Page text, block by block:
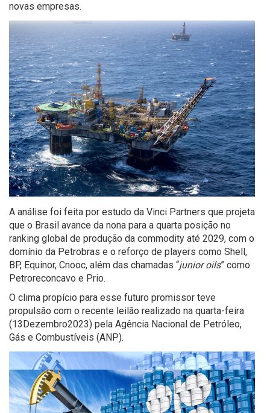
novas empresas.
A análise foi feita por estudo da Vinci Partners que projeta
que o Brasil avance da nona para a quarta posição no
ranking global de produção da commodity até 2029, com o
domínio da Petrobras e o reforço de players como Shell,
BP, Equinor, Cnooc, além das chamadas “junior oils” como
Petroreconcavo e Prio.
O clima propício para esse futuro promissor teve
propulsão com o recente leilão realizado na quarta-feira
(13Dezembro2023) pela Agência Nacional de Petróleo,
Gás e Combustíveis (ANP).